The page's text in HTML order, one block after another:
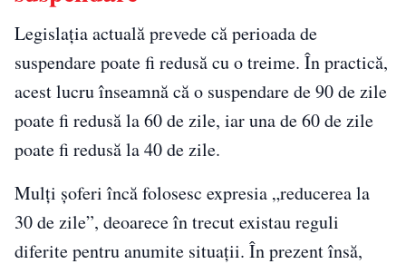
Legislația actuală prevede că perioada de
suspendare poate fi redusă cu o treime. În practică,
acest lucru înseamnă că o suspendare de 90 de zile
poate fi redusă la 60 de zile, iar una de 60 de zile
poate fi redusă la 40 de zile.
Mulți șoferi încă folosesc expresia „reducerea la
30 de zile”, deoarece în trecut existau reguli
diferite pentru anumite situații. În prezent însă,